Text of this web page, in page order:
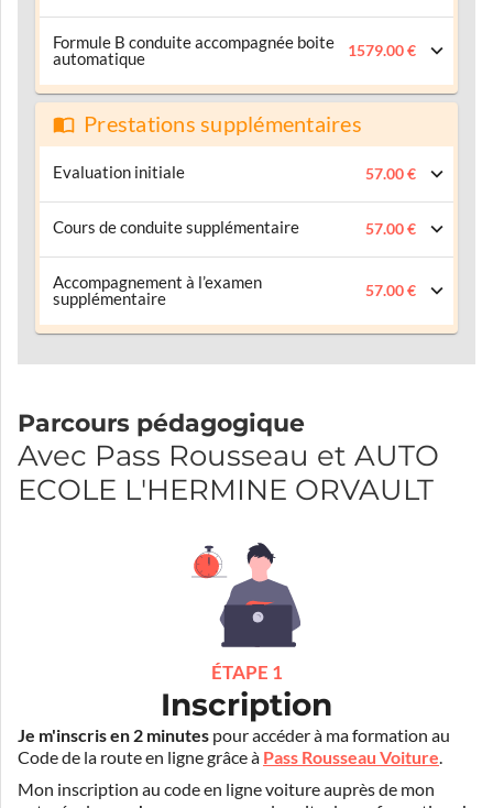
Formule B conduite accompagnée boite
automatique
1579.00 €
Prestations supplémentaires
Evaluation initiale 57.00 €
Cours de conduite supplémentaire 57.00 €
Accompagnement à l’examen
supplémentaire
57.00 €
Parcours pédagogique
Avec Pass Rousseau et AUTO
ECOLE L'HERMINE ORVAULT
ÉTAPE 1
Inscription
Je m'inscris en 2 minutes pour accéder à ma formation au
Code de la route en ligne grâce à Pass Rousseau Voiture.
Mon inscription au code en ligne voiture auprès de mon